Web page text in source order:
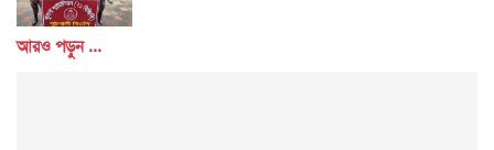
আরও পড়ুন ...